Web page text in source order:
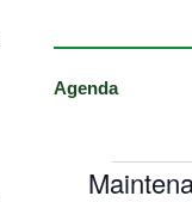
Agenda